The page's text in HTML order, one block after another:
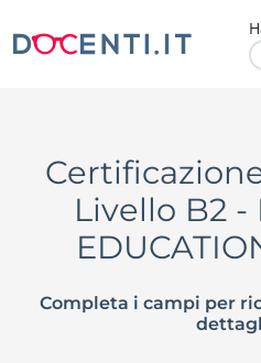
Livello B2 -
Completa i campi per